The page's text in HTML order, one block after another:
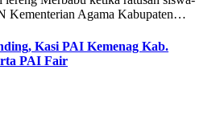
Kementerian Agama Kabupaten…
Kasi PAI Kemenag Kab.
PAI Fair